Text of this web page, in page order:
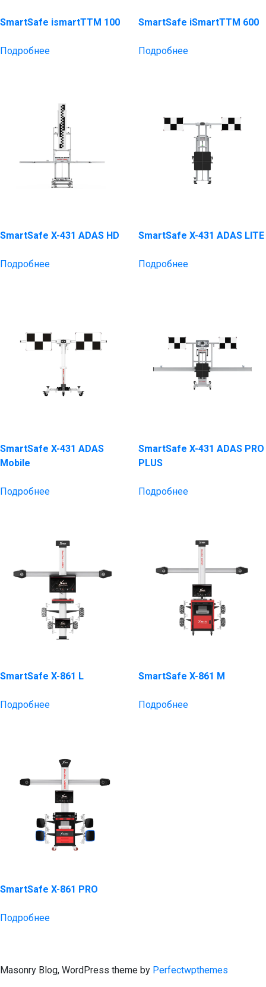
SmartSafe ismartTTM 100
Подробнее
SmartSafe iSmartTTM 600
Подробнее
SmartSafe X-431 ADAS HD
Подробнее
SmartSafe X-431 ADAS LITE
Подробнее
SmartSafe X-431 ADAS
Mobile
Подробнее
SmartSafe X-431 ADAS PRO
PLUS
Подробнее
SmartSafe X-861 L
Подробнее
SmartSafe X-861 M
Подробнее
SmartSafe X-861 PRO
Подробнее
Masonry Blog, WordPress theme by Perfectwpthemes